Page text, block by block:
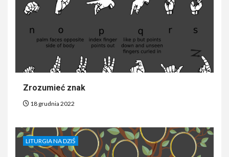
Zrozumieć znak
18 grudnia 2022
LITURGIA NA DZIŚ